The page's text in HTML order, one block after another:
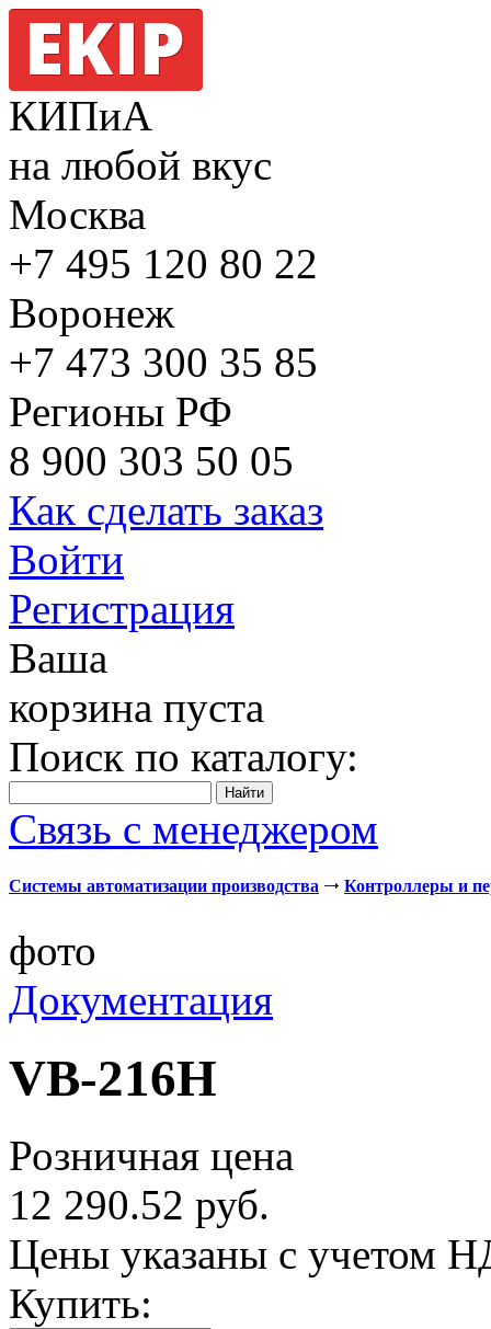
КИПиА
на любой вкус
Москва
+7 495 120 80 22
Воронеж
+7 473 300 35 85
Регионы РФ
8 900 303 50 05
Как сделать заказ
Войти
Регистрация
Ваша
корзина пуста
Поиск по каталогу:
Связь с менеджером
Системы автоматизации производства Контроллеры и
фото
Документация
VB-216H
Розничная цена
12 290.52 руб.
Цены указаны с учетом
Купить: